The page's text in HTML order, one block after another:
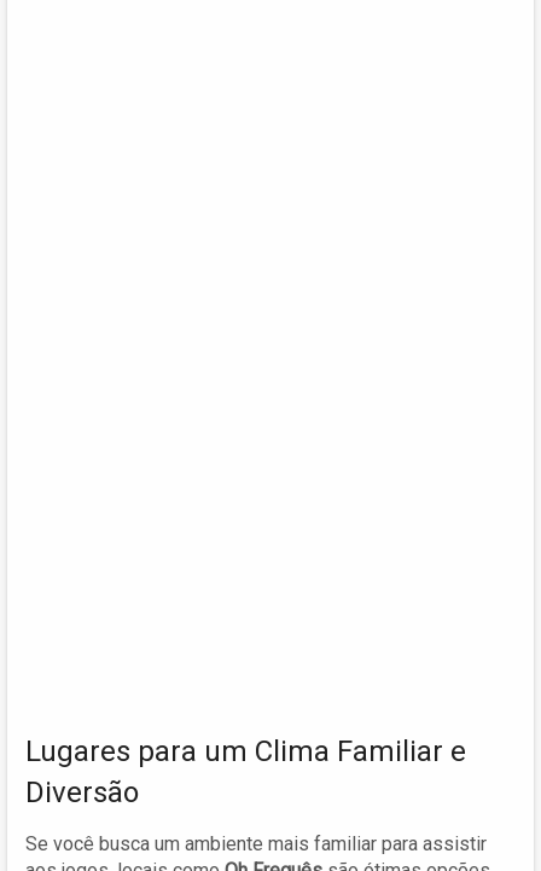
Lugares para um Clima Familiar e
Diversão
Se você busca um ambiente mais familiar para assistir